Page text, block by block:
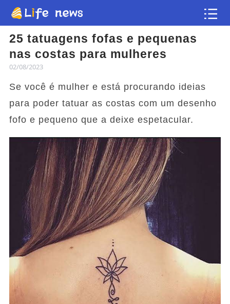
25 tatuagens fofas e pequenas
nas costas para mulheres
02/08/2023
Se você é mulher e está procurando ideias
para poder tatuar as costas com um desenho
fofo e pequeno que a deixe espetacular.
Artigo
Vídeos
Flash news